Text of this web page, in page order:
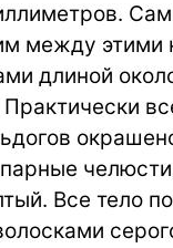
между этими
длиной
Все тело